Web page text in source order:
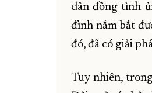
dân đồng tình
đình nắm bắt
đó, đã có giải
Tuy nhiên,